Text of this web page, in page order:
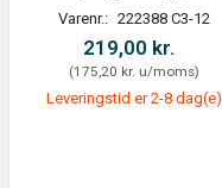
Varenr.: 222388 C3-12
219,00 kr.
(175,20 kr. u/moms)
Leveringstid er 2-8 dag(e)